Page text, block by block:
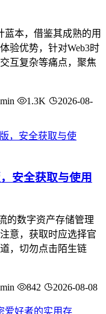
蓝本，借鉴其成熟的用
验优势，针对Web3时
互复杂等痛点，聚焦
1.3K
2026-08-
安全获取与使用
的数字资产存储管理
意，获取时应选择官
，切勿点击陌生链
842 2026-08-08